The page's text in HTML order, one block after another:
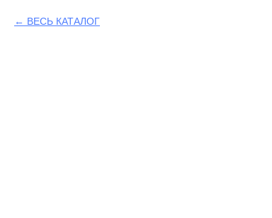
ВЕСЬ КАТАЛОГ